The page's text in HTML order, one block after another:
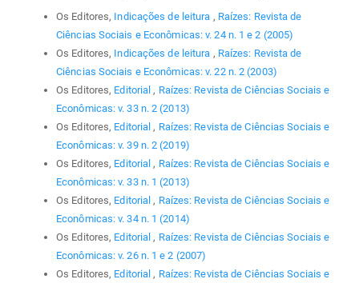
Os Editores, Indicações de leitura , Raízes: Revista de
Ciências Sociais e Econômicas: v. 24 n. 1 e 2 (2005)
Os Editores, Indicações de leitura , Raízes: Revista de
Ciências Sociais e Econômicas: v. 22 n. 2 (2003)
Os Editores, Editorial, Raízes: Revista de Ciências Sociais e
Econômicas: v. 33 n. 2 (2013)
Os Editores, Editorial, Raízes: Revista de Ciências Sociais e
Econômicas: v. 39 n. 2 (2019)
Os Editores, Editorial, Raízes: Revista de Ciências Sociais e
Econômicas: v. 33 n. 1 (2013)
Os Editores, Editorial, Raízes: Revista de Ciências Sociais e
Econômicas: v. 34 n. 1 (2014)
Os Editores, Editorial, Raízes: Revista de Ciências Sociais e
Econômicas: v. 26 n. 1 e 2 (2007)
Os Editores, Editorial, Raízes: Revista de Ciências Sociais e